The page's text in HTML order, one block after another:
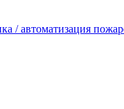
/ автоматизация